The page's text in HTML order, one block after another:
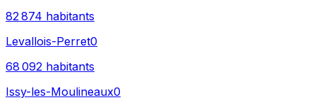
82 874 habitants
Levallois-Perret0
68 092 habitants
Issy-les-Moulineaux0